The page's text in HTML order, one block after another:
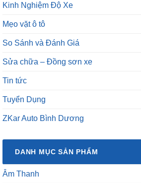
Kinh Nghiệm Độ Xe
Mẹo vặt ô tô
So Sánh và Đánh Giá
Sửa chữa – Đồng sơn xe
Tin tức
Tuyển Dụng
ZKar Auto Bình Dương
DANH MỤC SẢN PHẨM
Âm Thanh